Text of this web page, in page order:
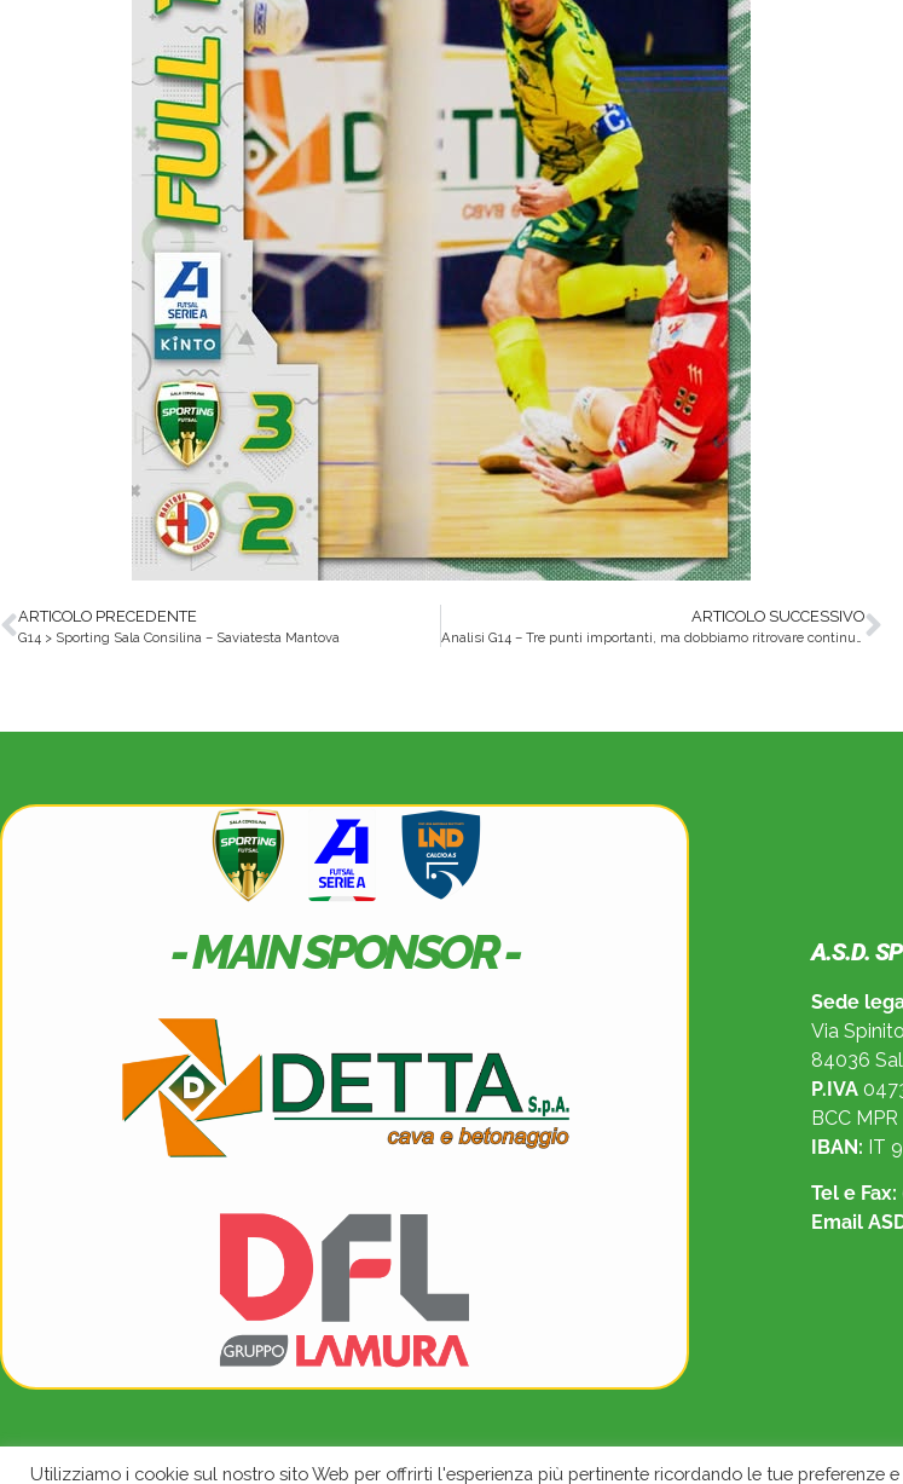
ARTICOLO PRECEDENTE
G14 > Sporting Sala Consilina – Saviatesta Mantova
ARTICOLO SUCCESSIVO
Analisi G14 – Tre punti importanti, ma dobbiamo ritrovare continuità e alzare il livello delle nostre prestazioni
- MAIN SPONSOR - A.S.D.
Sede
Via
84036
P.IVA
BCC
IBAN: IT
Tel e Fax:
Email
Utilizziamo i cookie sul nostro sito Web per offrirti l'esperienza più pertinente ricordando le tue preferenze e